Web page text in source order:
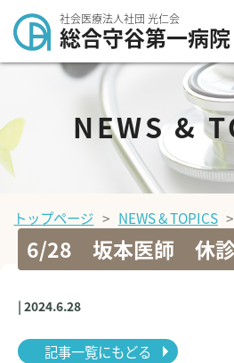
社会医療法人社団 光仁会
総合守谷第一病院
NEWS &
トップページ NEWS & TOPICS
6/28 坂本医師 休
| 2024.6.28
記事一覧にもどる